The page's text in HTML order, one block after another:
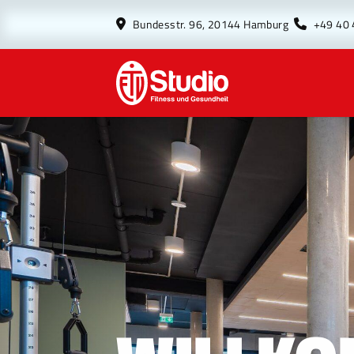
Bundesstr. 96, 20144 Hamburg +49 40